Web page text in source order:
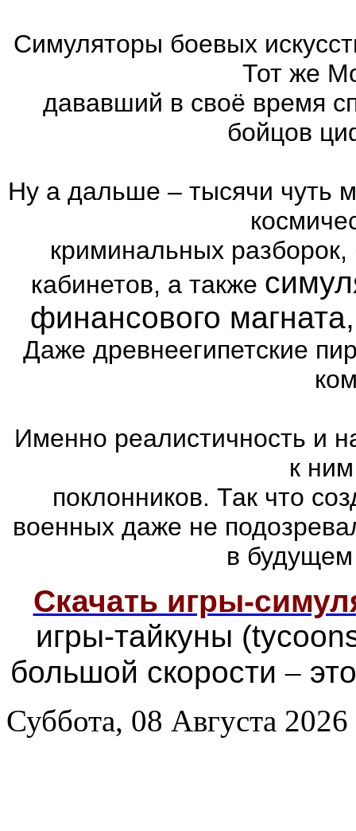
Симуляторы боевых
Тот же
дававший в своё время
бойцов
Ну а дальше – тысячи чуть
криминальных
кабинетов, а также
финансового
Даже древнеегипетские
Именно реалистичность и
к
поклонников. Так что
военных даже не
в будущем
Скачать игры-
игры-тайкуны
большой скорости–
Суббота, 08 Августа 2026